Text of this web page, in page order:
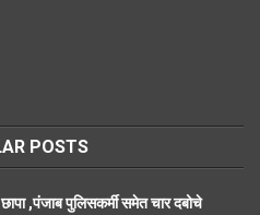
POSTS
,पंजाब पुलिसकर्मी समेत चार दबोचे